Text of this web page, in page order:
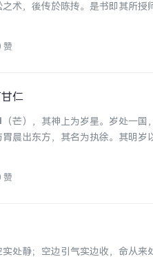
术，後传於陈抟。是书即其所授
赞
仁
芒），其神上为岁星。岁处一
晨出东方，其名为执徐。其明岁
赞
处静；空边引气实边收，命从